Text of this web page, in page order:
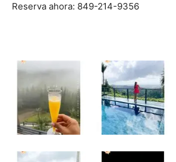
Reserva ahora: 849-214-9356